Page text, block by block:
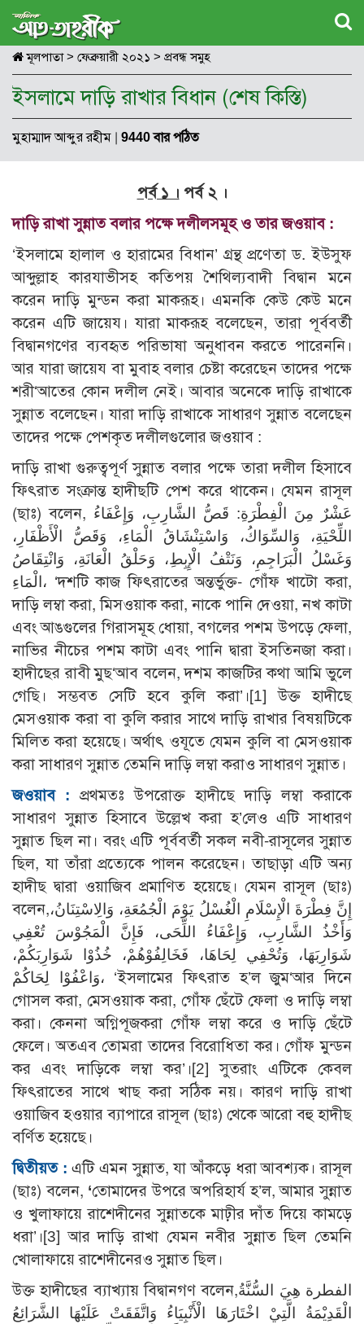
মূলপাতা> ফেব্রুয়ারী ২০২১ > প্রবন্ধ সমুহ
ইসলামে দাড়ি রাখার বিধান (শেষ কিস্তি)
মুহাম্মাদ আব্দুর রহীম | 9440 বার পঠিত
পর্ব ১ । পর্ব ২ ।
দাড়ি রাখা সুন্নাত বলার পক্ষে দলীলসমূহ ও তার জওয়াব :
‘ইসলামে হালাল ও হারামের বিধান’ গ্রন্থ প্রণেতা ড. ইউসুফ
আব্দুল্লাহ কারযাভীসহ কতিপয় শৈথিল্যবাদী বিদ্বান মনে
করেন দাড়ি মুন্ডন করা মাকরূহ। এমনকি কেউ কেউ মনে
করেন এটি জায়েয। যারা মাকরূহ বলেছেন, তারা পূর্ববর্তী
বিদ্বানগণের ব্যবহৃত পরিভাষা অনুধাবন করতে পারেননি।
আর যারা জায়েয বা মুবাহ বলার চেষ্টা করেছেন তাদের পক্ষে
শরী‘আতের কোন দলীল নেই। আবার অনেকে দাড়ি রাখাকে
সুন্নাত বলেছেন। যারা দাড়ি রাখাকে সাধারণ সুন্নাত বলেছেন
তাদের পক্ষে পেশকৃত দলীলগুলোর জওয়াব :
দাড়ি রাখা গুরুত্বপূর্ণ সুন্নাত বলার পক্ষে তারা দলীল হিসাবে
ফিৎরাত সংক্রান্ত হাদীছটি পেশ করে থাকেন। যেমন রাসূল
(ছাঃ) বলেন, عَشْرٌ مِنَ الْفِطْرَةِ: قَصُّ الشَّارِبِ، وَإِعْفَاءُ
اللِّحْيَةِ، وَالسِّوَاكُ، وَاسْتِنْشَاقُ الْمَاءِ، وَقَصُّ الْأَظْفَارِ،
وَغَسْلُ الْبَرَاجِمِ، وَنَتْفُ الْإِبِطِ، وَحَلْقُ الْعَانَةِ، وَانْتِقَاصُ
الْمَاءِ، ‘দশটি কাজ ফিৎরাতের অন্তর্ভুক্ত- গোঁফ খাটো করা,
দাড়ি লম্বা করা, মিসওয়াক করা, নাকে পানি দেওয়া, নখ কাটা
এবং আঙগুলের গিরাসমূহ ধোয়া, বগলের পশম উপড়ে ফেলা,
নাভির নীচের পশম কাটা এবং পানি দ্বারা ইসতিনজা করা।
হাদীছের রাবী মুছ‘আব বলেন, দশম কাজটির কথা আমি ভুলে
গেছি। সম্ভবত সেটি হবে কুলি করা’।[1] উক্ত হাদীছে
মেসওয়াক করা বা কুলি করার সাথে দাড়ি রাখার বিষয়টিকে
মিলিত করা হয়েছে। অর্থাৎ ওযূতে যেমন কুলি বা মেসওয়াক
করা সাধারণ সুন্নাত তেমনি দাড়ি লম্বা করাও সাধারণ সুন্নাত।
জওয়াব : প্রথমতঃ উপরোক্ত হাদীছে দাড়ি লম্বা করাকে
সাধারণ সুন্নাত হিসাবে উল্লেখ করা হ’লেও এটি সাধারণ
সুন্নাত ছিল না। বরং এটি পূর্ববর্তী সকল নবী-রাসূলের সুন্নাত
ছিল, যা তাঁরা প্রত্যেকে পালন করেছেন। তাছাড়া এটি অন্য
হাদীছ দ্বারা ওয়াজিব প্রমাণিত হয়েছে। যেমন রাসূল (ছাঃ)
বলেন,إِنَّ فِطْرَةَ الْإِسْلَامِ الْغُسْلُ يَوْمَ الْجُمُعَةِ، وَالِاسْتِنَانُ،
وَأَخْذُ الشَّارِبِ، وَإِعْفَاءُ اللِّحَى، فَإِنَّ الْمَجُوْسَ تُعْفِي
شَوَارِبَهَا، وَتُحْفِي لِحَاهَا، فَخَالِفُوْهُمْ، خُذُوْا شَوَارِبَكُمْ،
وَاعْفُوْا لِحَاكُمْ، ‘ইসলামের ফিৎরাত হ’ল জুম‘আর দিনে
গোসল করা, মেসওয়াক করা, গোঁফ ছেঁটে ফেলা ও দাড়ি লম্বা
করা। কেননা অগ্নিপূজকরা গোঁফ লম্বা করে ও দাড়ি ছেঁটে
ফেলে। অতএব তোমরা তাদের বিরোধিতা কর। গোঁফ মুন্ডন
কর এবং দাড়িকে লম্বা কর’।[2] সুতরাং এটিকে কেবল
ফিৎরাতের সাথে খাছ করা সঠিক নয়। কারণ দাড়ি রাখা
ওয়াজিব হওয়ার ব্যাপারে রাসূল (ছাঃ) থেকে আরো বহু হাদীছ
বর্ণিত হয়েছে।
দ্বিতীয়ত :এটি এমন সুন্নাত, যা আঁকড়ে ধরা আবশ্যক। রাসূল
(ছাঃ) বলেন, ‘তোমাদের উপরে অপরিহার্য হ’ল, আমার সুন্নাত
ও খুলাফায়ে রাশেদীনের সুন্নাতকে মাঢ়ীর দাঁত দিয়ে কামড়ে
ধরা’।[3] আর দাড়ি রাখা যেমন নবীর সুন্নাত ছিল তেমনি
খোলাফায়ে রাশেদীনেরও সুন্নাত ছিল।
উক্ত হাদীছের ব্যাখ্যায় বিদ্বানগণ বলেন,الفطرة هِيَ السُّنَّةُ
الْقَدِيْمَةُ الَّتِيْ اخْتَارَهَا الْأَنْبِيَاءُ وَاتَّفَقَتْ عَلَيْهَا الشَّرَائِعُ